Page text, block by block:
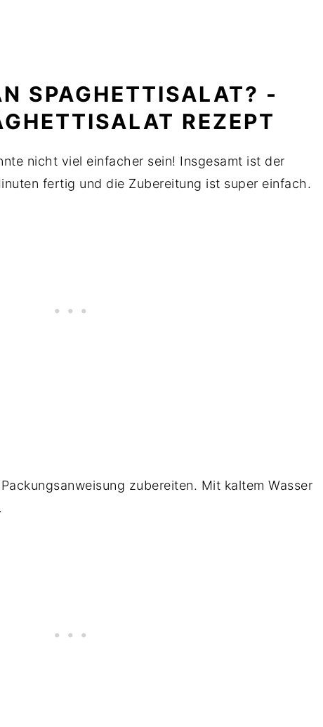
SPAGHETTISALAT? -
REZEPT
nicht viel einfacher sein! Insgesamt ist der
fertig und die Zubereitung ist super einfach.
zubereiten. Mit kaltem Wasser